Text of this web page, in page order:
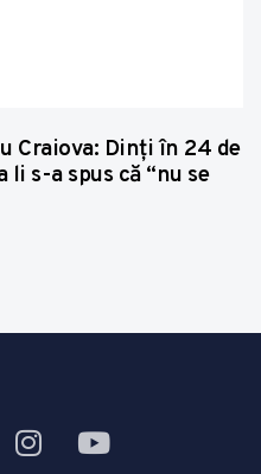
Craiova: Dinţi în 24 de
s-a spus că “nu se